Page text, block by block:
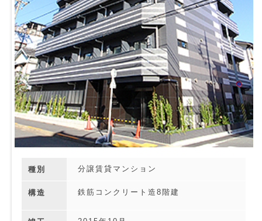
種別 分譲賃貸マンション
構造 鉄筋コンクリート造8階建